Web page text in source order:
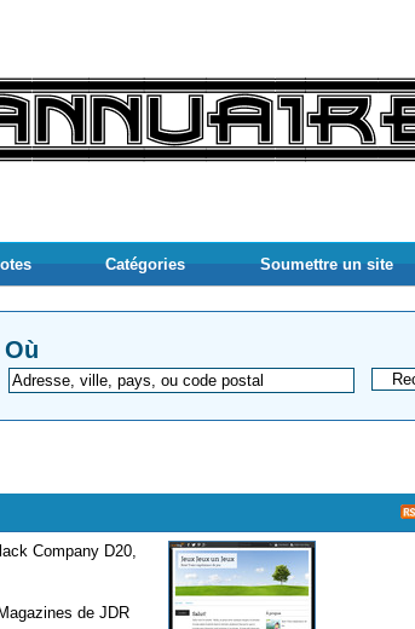
Catégories Soumettre un site
Où
Company D20,
Magazines de JDR